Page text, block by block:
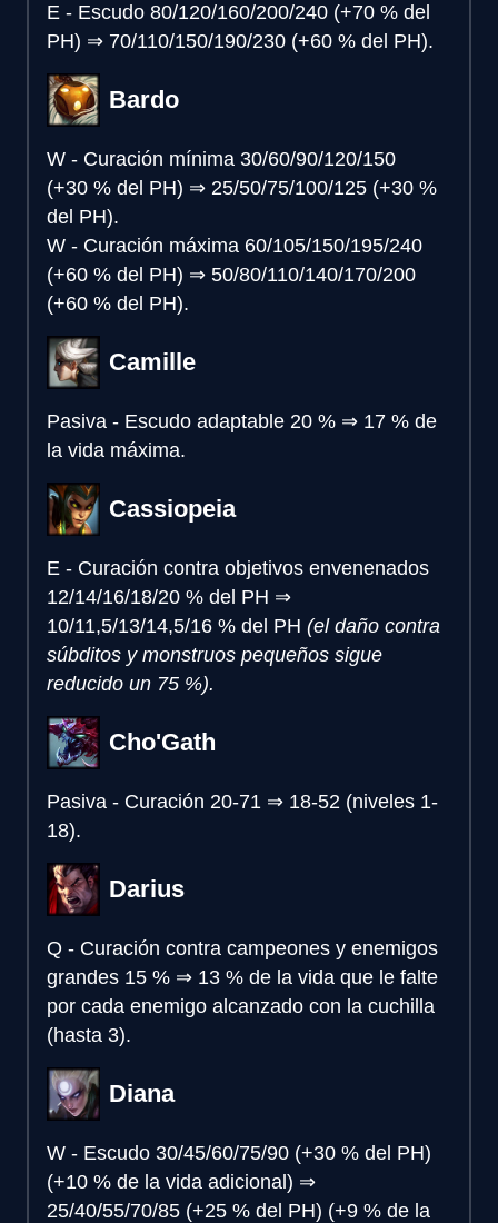
E - Escudo 80/120/160/200/240 (+70 % del
PH) ⇒ 70/110/150/190/230 (+60 % del PH).
Bardo
W - Curación mínima 30/60/90/120/150
(+30 % del PH) ⇒ 25/50/75/100/125 (+30 %
del PH).
W - Curación máxima 60/105/150/195/240
(+60 % del PH) ⇒ 50/80/110/140/170/200
(+60 % del PH).
Camille
Pasiva - Escudo adaptable 20 % ⇒ 17 % de
la vida máxima.
Cassiopeia
E - Curación contra objetivos envenenados
12/14/16/18/20 % del PH ⇒
10/11,5/13/14,5/16 % del PH (el daño contra
súbditos y monstruos pequeños sigue
reducido un 75 %).
Cho'Gath
Pasiva - Curación 20-71 ⇒ 18-52 (niveles 1-
18).
Darius
Q - Curación contra campeones y enemigos
grandes 15 % ⇒ 13 % de la vida que le falte
por cada enemigo alcanzado con la cuchilla
(hasta 3).
Diana
W - Escudo 30/45/60/75/90 (+30 % del PH)
(+10 % de la vida adicional) ⇒
25/40/55/70/85 (+25 % del PH) (+9 % de la